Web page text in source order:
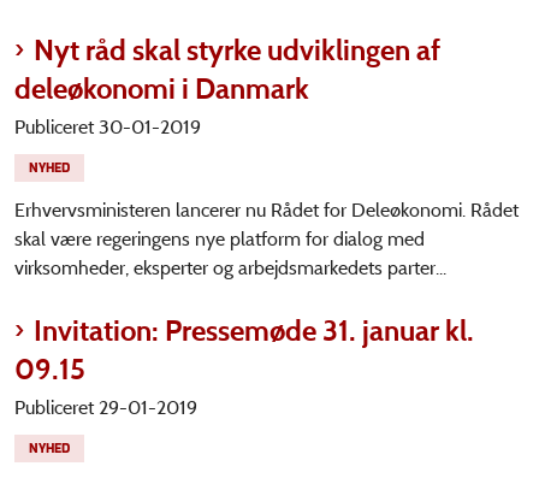
Nyt råd skal styrke udviklingen af
deleøkonomi i Danmark
Publiceret 30-01-2019
NYHED
Erhvervsministeren lancerer nu Rådet for Deleøkonomi. Rådet
skal være regeringens nye platform for dialog med
virksomheder, eksperter og arbejdsmarkedets parter...
Invitation: Pressemøde 31. januar kl.
09.15
Publiceret 29-01-2019
NYHED